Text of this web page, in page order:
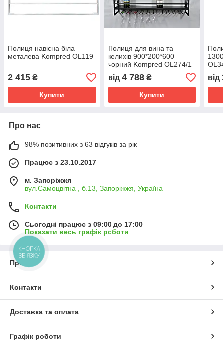
Полиця навісна біла
металева Kompred OL119
2 415 ₴
Купити
Полиця для вина та
келихів 900*200*600
чорний Kompred OL274/1
від 4 788₴
Купити
від
Про нас
98% позитивних з 63 відгуків за рік
Працює з 23.10.2017
м. Запоріжжя
вул.Самоцвітна , б.13, Запоріжжя, Україна
Контакти
Сьогодні працює з 09:00 до 17:00
Показати весь графік роботи
Про нас
Контакти
Доставка та оплата
Графік роботи
КНОПКА
ЗВ'ЯЗКУ